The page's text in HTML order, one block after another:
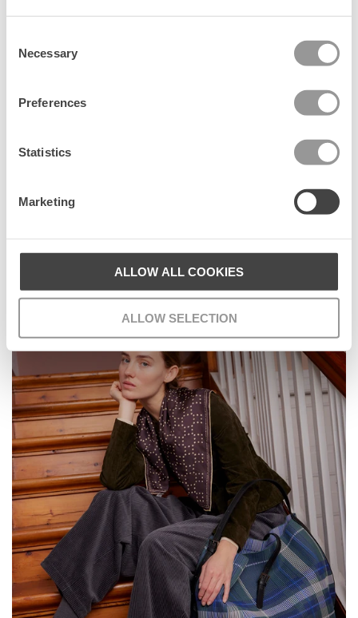
Selection
Necessary
Preferences
Statistics
Marketing
ALLOW ALL COOKIES
ALLOW SELECTION